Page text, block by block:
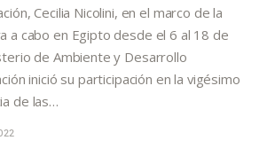
Cecilia Nicolini, en el marco de la
a cabo en Egipto desde el 6 al 18 de
de Ambiente y Desarrollo
inició su participación en la vigésimo
de las…